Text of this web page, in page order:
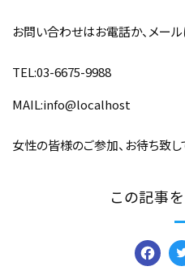
お問い合わせはお電話か、メール
TEL:03-6675-9988
MAIL:info@localhost
女性の皆様のご参加、お待ち致し
この記事